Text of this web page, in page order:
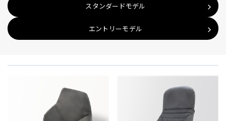
スタンダードモデル
エントリーモデル